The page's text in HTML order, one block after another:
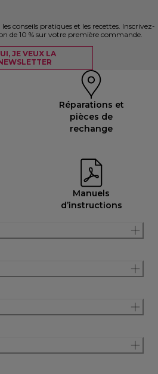
conseils pratiques et les recettes. Inscrivez-
de 10 % sur votre première commande.
JE VEUX LA
Réparations et
pièces de
rechange
Manuels
d’instructions